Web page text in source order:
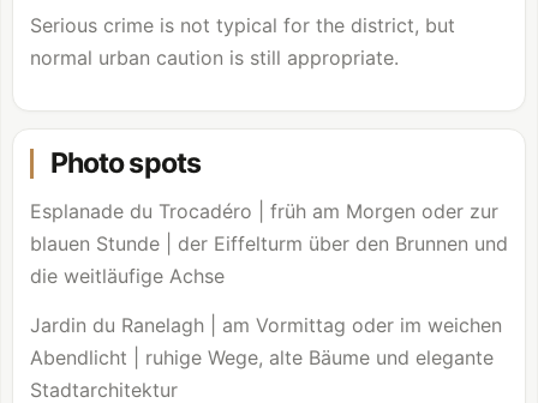
Serious crime is not typical for the district, but
normal urban caution is still appropriate.
Photo spots
Esplanade du Trocadéro | früh am Morgen oder zur
blauen Stunde | der Eiffelturm über den Brunnen und
die weitläufige Achse
Jardin du Ranelagh | am Vormittag oder im weichen
Abendlicht | ruhige Wege, alte Bäume und elegante
Stadtarchitektur